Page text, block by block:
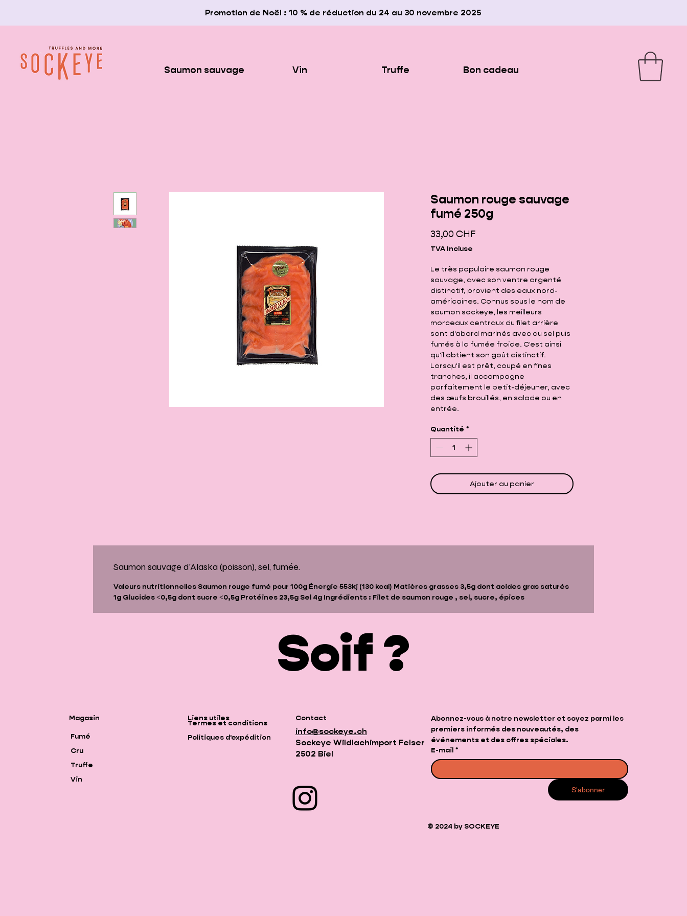
Promotion de Noël : 10 % de réduction du 24 au 30 novembre 2025
Saumon sauvage Vin Truffe Bon cadeau
Saumon rouge sauvage
fumé 250g
33,00 CHFPrix
TVA Incluse
Le très populaire saumon rouge
sauvage, avec son ventre argenté
distinctif, provient des eaux nord-
américaines. Connus sous le nom de
saumon sockeye, les meilleurs
morceaux centraux du filet arrière
sont d'abord marinés avec du sel puis
fumés à la fumée froide. C'est ainsi
qu'il obtient son goût distinctif.
Lorsqu'il est prêt, coupé en fines
tranches, il accompagne
parfaitement le petit-déjeuner, avec
des œufs brouillés, en salade ou en
entrée.
Quantité *
Ajouter au panier
Saumon sauvage d'Alaska (poisson), sel, fumée.
Valeurs nutritionnelles Saumon rouge fumé pour 100g Énergie 553kj (130 kcal) Matières grasses 3,5g dont acides gras saturés
1g Glucides˂0,5g dont sucre ˂0,5g Protéines 23,5g Sel 4g Ingrédients : Filet de saumon rouge , sel, sucre, épices
Magasin
Fumé
Cru
Truffe
Vin
Liens utiles
Termes et conditions
Politiques d'expédition
Contact
info@sockeye.ch
Sockeye Wildlachimport Felser
2502 Biel
Abonnez-vous à notre newsletter et soyez parmi les
premiers informés des nouveautés, des
événements et des offres spéciales.
E-mail *
S'abonner
© 2024 by SOCKEYE
Soif ?